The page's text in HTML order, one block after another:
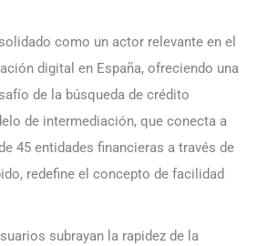
como un actor relevante en el
digital en España, ofreciendo una
de la búsqueda de crédito
de intermediación, que conecta a
45 entidades financieras a través de
redefine el concepto de facilidad
subrayan la rapidez de la